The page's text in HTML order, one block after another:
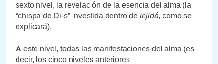
sexto nivel, la revelación de la esencia del alma (la
“chispa de Di-s” investida dentro de iejidá, como se
explicará).
A este nivel, todas las manifestaciones del alma (es
decir, los cinco niveles anteriores